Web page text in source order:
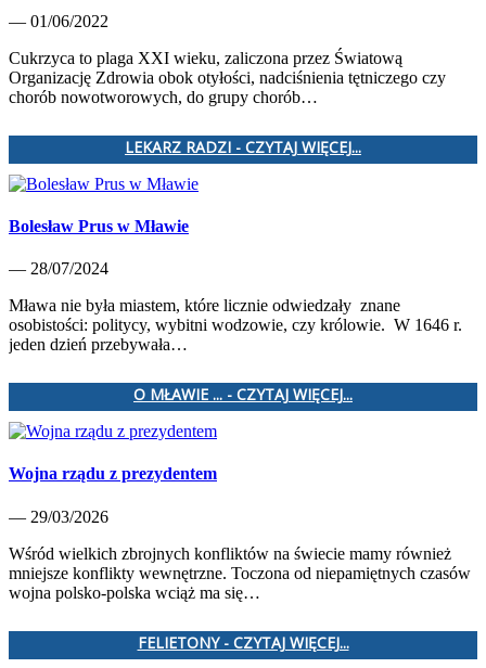
— 01/06/2022
Cukrzyca to plaga XXI wieku, zaliczona przez Światową
Organizację Zdrowia obok otyłości, nadciśnienia tętniczego czy
chorób nowotworowych, do grupy chorób…
LEKARZ RADZI - CZYTAJ WIĘCEJ...
Bolesław Prus w Mławie
— 28/07/2024
Mława nie była miastem, które licznie odwiedzały znane
osobistości: politycy, wybitni wodzowie, czy królowie. W 1646 r.
jeden dzień przebywała…
O MŁAWIE ... - CZYTAJ WIĘCEJ...
Wojna rządu z prezydentem
— 29/03/2026
Wśród wielkich zbrojnych konfliktów na świecie mamy również
mniejsze konflikty wewnętrzne. Toczona od niepamiętnych czasów
wojna polsko-polska wciąż ma się…
FELIETONY - CZYTAJ WIĘCEJ...